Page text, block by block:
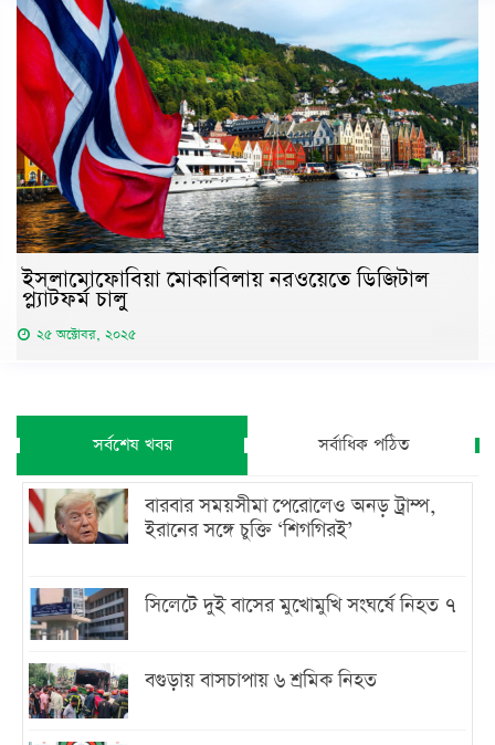
ইসলামোফোবিয়া মোকাবিলায় নরওয়েতে ডিজিটাল
প্ল্যাটফর্ম চালু
২৫ অক্টোবর, ২০২৫
সর্বশেষ খবর সর্বাধিক পঠিত
বারবার সময়সীমা পেরোলেও অনড় ট্রাম্প,
ইরানের সঙ্গে চুক্তি ‘শিগগিরই’
সিলেটে দুই বাসের মুখোমুখি সংঘর্ষে নিহত ৭
বগুড়ায় বাসচাপায় ৬ শ্রমিক নিহত